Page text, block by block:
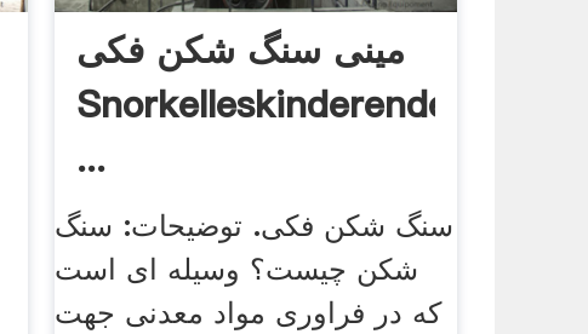
مینی سنگ شکن فکی
Snorkelleskinderenden
...
سنگ شکن فکی. توضیحات: سنگ
شکن چیست؟ وسیله ای است
که در فراوری مواد معدنی جهت